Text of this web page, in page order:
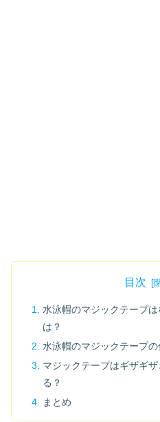
目次
水泳帽のマジックテープ
は？
水泳帽のマジックテープの
マジックテープはギザギ
る？
まとめ